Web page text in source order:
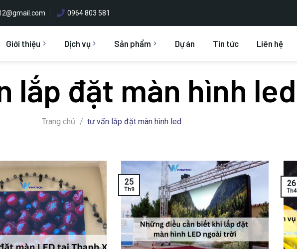
0964 803 581
Giới thiệu Dịch vụ Sản phẩm Dự án Tin tức Liên hệ
lắp đặt màn hình led
Trang chủ / tư vấn lắp đặt màn hình led
25
Th9
26
Th4